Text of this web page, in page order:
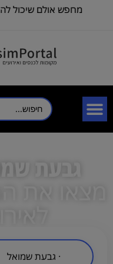
מחפש אולם שיכול
גבעת